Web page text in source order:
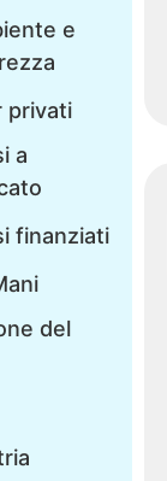
e
privati
a
finanziati
del